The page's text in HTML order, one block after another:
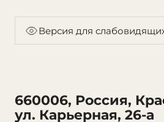
Версия для
660006, Россия,
ул. Карьерная, 26-а